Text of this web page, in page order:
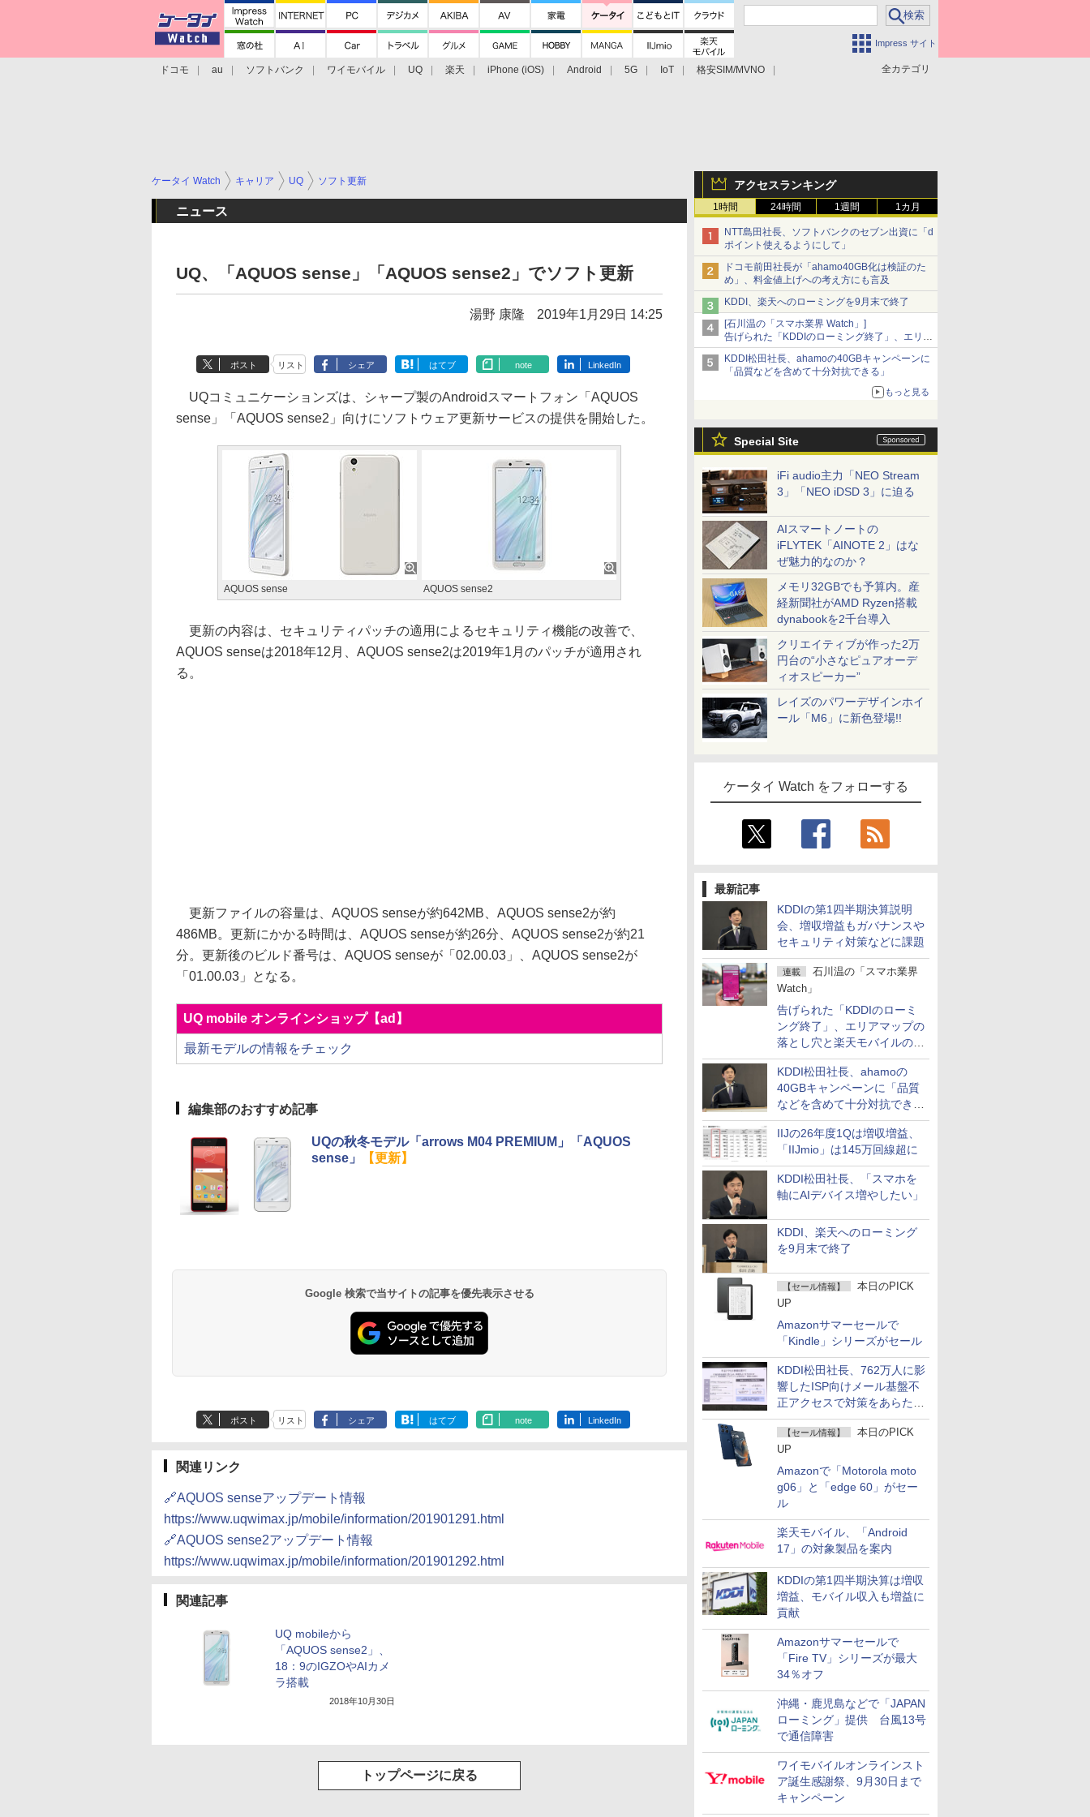
Impress サイト
全カテゴリ
ドコモ au ソフトバンク ワイモバイル UQ 楽天 iPhone (iOS) Android 5G IoT
格安SIM/MVNO
アクセスランキング
1時間 24時間 1週間 1カ月
NTT島田社長、ソフトバンクのセブン出資に「d
ポイント使えるようにして」
ドコモ前田社長が「ahamo40GB化は検証のた
め」、料金値上げへの考え方にも言及
KDDI、楽天へのローミングを9月末で終了
[石川温の「スマホ業界 Watch」]
告げられた「KDDIのローミング終了」、エリア
マップの落とし穴と楽天モバイルの課題
KDDI松田社長、ahamoの40GBキャンペーンに
「品質などを含めて十分対抗できる」
もっと見る
Special Site
iFi audio主力「NEO Stream
3」「NEO iDSD 3」に迫る
AIスマートノートの
iFLYTEK「AINOTE 2」はな
ぜ魅力的なのか？
メモリ32GBでも予算内。産
経新聞社がAMD Ryzen搭載
dynabookを2千台導入
クリエイティブが作った2万
円台の“小さなピュアオーデ
ィオスピーカー”
レイズのパワーデザインホイ
ール「M6」に新色登場!!
ケータイ Watch をフォローする
最新記事
KDDIの第1四半期決算説明
会、増収増益もガバナンスや
セキュリティ対策などに課題
連載
石川温の「スマホ業界
Watch」
告げられた「KDDIのローミ
ング終了」、エリアマップの
落とし穴と楽天モバイルの課
題
KDDI松田社長、ahamoの
40GBキャンペーンに「品質
などを含めて十分対抗でき
る」
IIJの26年度1Qは増収増益、
「IIJmio」は145万回線超に
KDDI松田社長、「スマホを
軸にAIデバイス増やしたい」
KDDI、楽天へのローミング
を9月末で終了
【セール情報】
本日のPICK
UP
Amazonサマーセールで
「Kindle」シリーズがセール
KDDI松田社長、762万人に影
響したISP向けメール基盤不
正アクセスで対策をあらため
て説明
【セール情報】
本日のPICK
UP
Amazonで「Motorola moto
g06」と「edge 60」がセー
ル
楽天モバイル、「Android
17」の対象製品を案内
KDDIの第1四半期決算は増収
増益、モバイル収入も増益に
貢献
Amazonサマーセールで
「Fire TV」シリーズが最大
34％オフ
沖縄・鹿児島などで「JAPAN
ローミング」提供 台風13号
で通信障害
ワイモバイルオンラインスト
ア誕生感謝祭、9月30日まで
キャンペーン
ケータイ Watch キャリア UQ ソフト更新
ニュース
UQ、「AQUOS sense」「AQUOS sense2」でソフト更新
湯野 康隆 2019年1月29日 14:25
ポスト リスト シェア はてブ note LinkedIn
UQコミュニケーションズは、シャープ製のAndroidスマートフォン「AQUOS
sense」「AQUOS sense2」向けにソフトウェア更新サービスの提供を開始した。
AQUOS sense AQUOS sense2
更新の内容は、セキュリティパッチの適用によるセキュリティ機能の改善で、
AQUOS senseは2018年12月、AQUOS sense2は2019年1月のパッチが適用され
る。
更新ファイルの容量は、AQUOS senseが約642MB、AQUOS sense2が約
486MB。更新にかかる時間は、AQUOS senseが約26分、AQUOS sense2が約21
分。更新後のビルド番号は、AQUOS senseが「02.00.03」、AQUOS sense2が
「01.00.03」となる。
UQ mobile オンラインショップ【ad】
最新モデルの情報をチェック
編集部のおすすめ記事
UQの秋冬モデル「arrows M04 PREMIUM」「AQUOS
sense」
【更新】
Google 検索で当サイトの記事を優先表示させる
ポスト リスト シェア はてブ note LinkedIn
関連リンク
🔗AQUOS senseアップデート情報
https://www.uqwimax.jp/mobile/information/201901291.html
🔗AQUOS sense2アップデート情報
https://www.uqwimax.jp/mobile/information/201901292.html
関連記事
UQ mobileから
「AQUOS sense2」、
18：9のIGZOやAIカメ
ラ搭載
2018年10月30日
トップページに戻る